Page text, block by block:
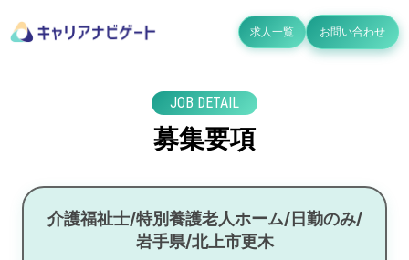
求人一覧 お問い合わせ
JOB DETAIL
募集要項
介護福祉士/特別養護老人ホーム/日勤のみ/
岩手県/北上市更木